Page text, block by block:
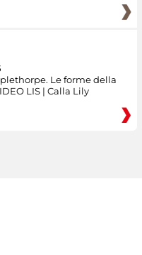
Le forme della
LIS | Calla Lily